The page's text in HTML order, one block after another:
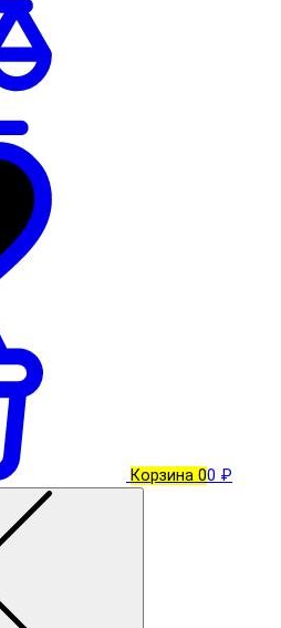
Корзина 00 ₽